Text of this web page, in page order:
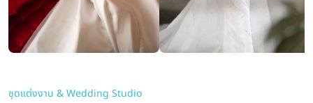
ชุดแต่งงาน & Wedding Studio